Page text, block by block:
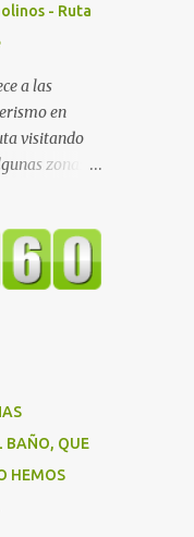
- Ruta
a las
en
visitando
zonas
BAÑO, QUE
HEMOS